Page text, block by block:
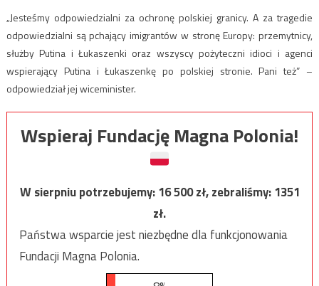
„Jesteśmy odpowiedzialni za ochronę polskiej granicy. A za tragedie
odpowiedzialni są pchający imigrantów w stronę Europy: przemytnicy,
służby Putina i Łukaszenki oraz wszyscy pożyteczni idioci i agenci
wspierający Putina i Łukaszenkę po polskiej stronie. Pani też” –
odpowiedział jej wiceminister.
Wspieraj Fundację Magna Polonia!
W sierpniu potrzebujemy:16 500zł, zebraliśmy:1351
zł.
Państwa wsparcie jest niezbędne dla funkcjonowania
Fundacji Magna Polonia.